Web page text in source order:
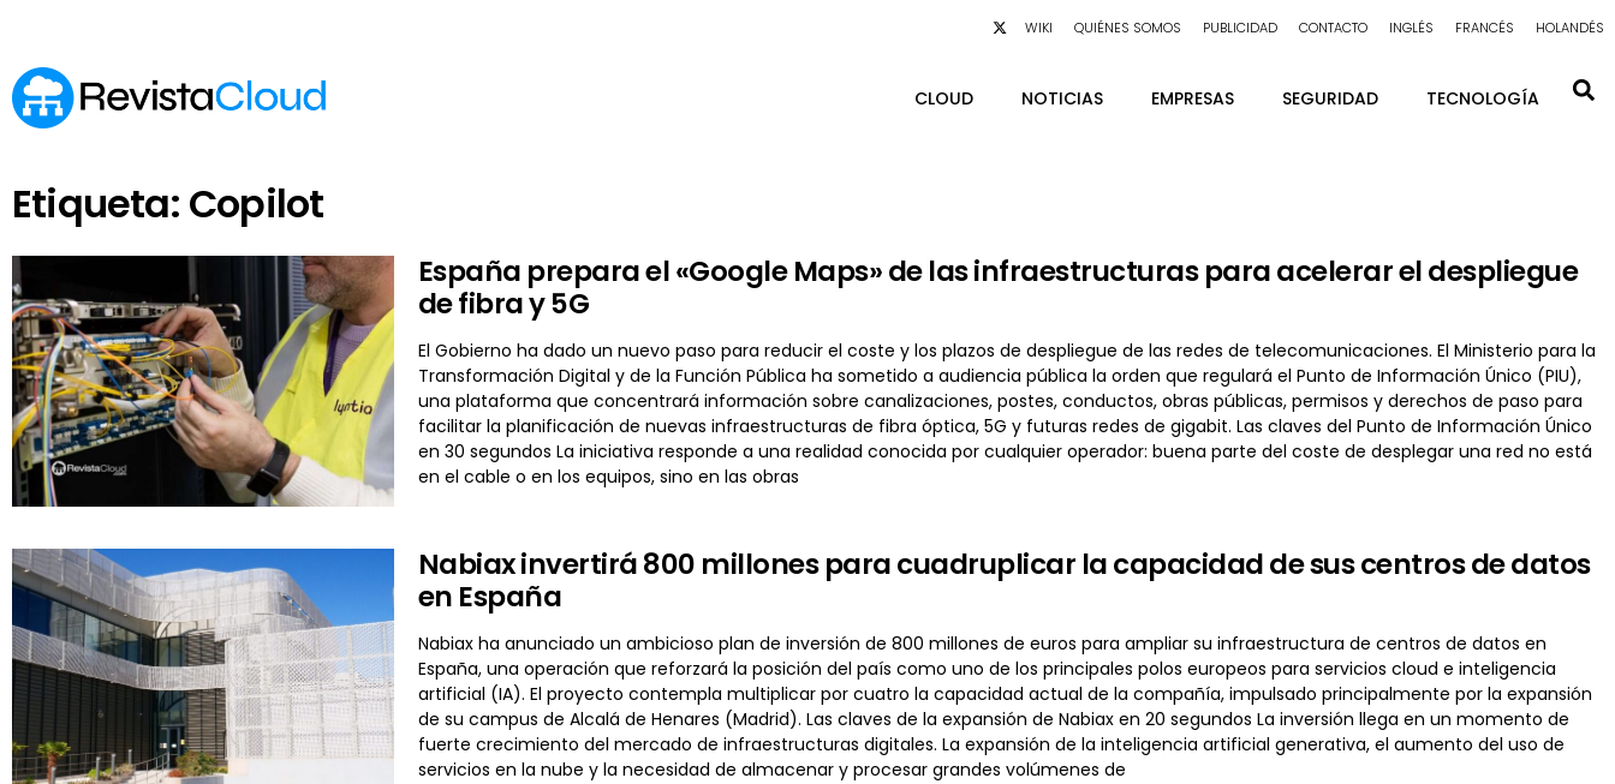
WIKI QUIÉNES SOMOS PUBLICIDAD CONTACTO INGLÉS FRANCÉS HOLANDÉS
CLOUD NOTICIAS EMPRESAS SEGURIDAD TECNOLOGÍA
Etiqueta: Copilot
España prepara el «Google Maps» de las infraestructuras para acelerar el despliegue
de fibra y 5G
El Gobierno ha dado un nuevo paso para reducir el coste y los plazos de despliegue de las redes de telecomunicaciones. El Ministerio para la
Transformación Digital y de la Función Pública ha sometido a audiencia pública la orden que regulará el Punto de Información Único (PIU),
una plataforma que concentrará información sobre canalizaciones, postes, conductos, obras públicas, permisos y derechos de paso para
facilitar la planificación de nuevas infraestructuras de fibra óptica, 5G y futuras redes de gigabit. Las claves del Punto de Información Único
en 30 segundos La iniciativa responde a una realidad conocida por cualquier operador: buena parte del coste de desplegar una red no está
en el cable o en los equipos, sino en las obras
Nabiax invertirá 800 millones para cuadruplicar la capacidad de sus centros de datos
en España
Nabiax ha anunciado un ambicioso plan de inversión de 800 millones de euros para ampliar su infraestructura de centros de datos en
España, una operación que reforzará la posición del país como uno de los principales polos europeos para servicios cloud e inteligencia
artificial (IA). El proyecto contempla multiplicar por cuatro la capacidad actual de la compañía, impulsado principalmente por la expansión
de su campus de Alcalá de Henares (Madrid). Las claves de la expansión de Nabiax en 20 segundos La inversión llega en un momento de
fuerte crecimiento del mercado de infraestructuras digitales. La expansión de la inteligencia artificial generativa, el aumento del uso de
servicios en la nube y la necesidad de almacenar y procesar grandes volúmenes de